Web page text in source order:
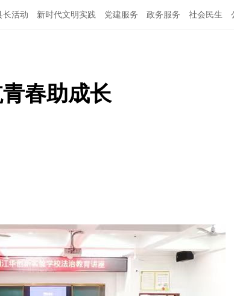
长活动 新时代文明实践 党建服务 政务服务 社会民生
春助成长